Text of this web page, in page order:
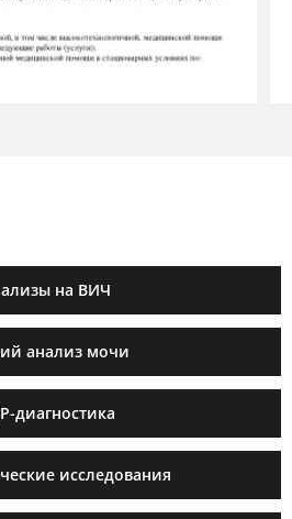
на ВИЧ
анализ мочи
диагностика
исследования